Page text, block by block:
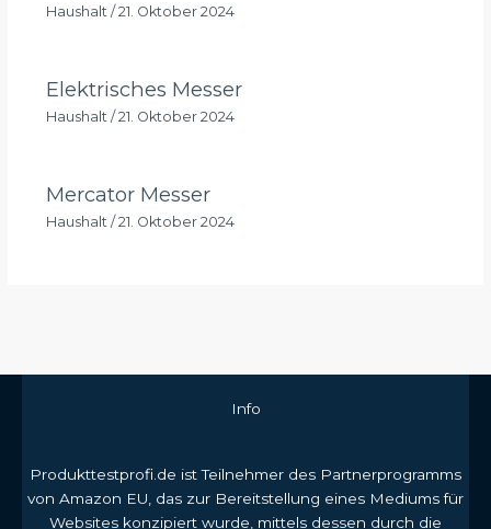
Haushalt/ 21. Oktober 2024
Elektrisches Messer
Haushalt/ 21. Oktober 2024
Mercator Messer
Haushalt/ 21. Oktober 2024
Info
Produkttestprofi.de ist Teilnehmer des Partnerprogramms
von Amazon EU, das zur Bereitstellung eines Mediums für
Websites konzipiert wurde, mittels dessen durch die